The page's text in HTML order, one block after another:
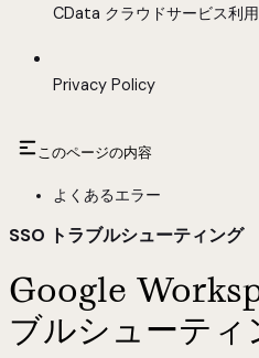
CData クラウドサービス利
Privacy Policy
このページの内容
よくあるエラー
SSO トラブルシューティング
Google
ブルシューティ